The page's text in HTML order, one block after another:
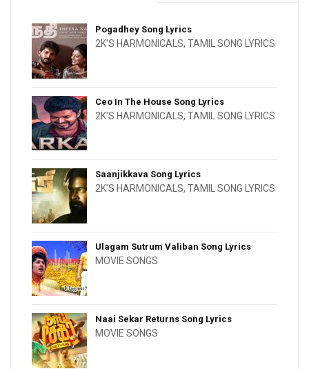
Pogadhey Song Lyrics
2K'S HARMONICALS, TAMIL SONG LYRICS
Ceo In The House Song Lyrics
2K'S HARMONICALS, TAMIL SONG LYRICS
Saanjikkava Song Lyrics
2K'S HARMONICALS, TAMIL SONG LYRICS
Ulagam Sutrum Valiban Song Lyrics
MOVIE SONGS
Naai Sekar Returns Song Lyrics
MOVIE SONGS